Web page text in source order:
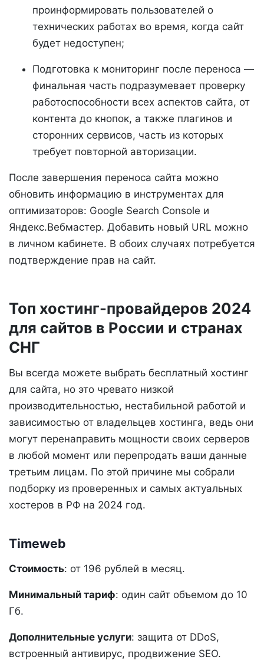
проинформировать пользователей о
технических работах во время, когда сайт
будет недоступен;
Подготовка к мониторинг после переноса —
финальная часть подразумевает проверку
работоспособности всех аспектов сайта, от
контента до кнопок, а также плагинов и
сторонних сервисов, часть из которых
требует повторной авторизации.
После завершения переноса сайта можно
обновить информацию в инструментах для
оптимизаторов: Google Search Console и
Яндекс.Вебмастер. Добавить новый URL можно
в личном кабинете. В обоих случаях потребуется
подтверждение прав на сайт.
Топ хостинг-провайдеров 2024
для сайтов в России и странах
СНГ
Вы всегда можете выбрать бесплатный хостинг
для сайта, но это чревато низкой
производительностью, нестабильной работой и
зависимостью от владельцев хостинга, ведь они
могут перенаправить мощности своих серверов
в любой момент или перепродать ваши данные
третьим лицам. По этой причине мы собрали
подборку из проверенных и самых актуальных
хостеров в РФ на 2024 год.
Timeweb
Стоимость: от 196 рублей в месяц.
Минимальный тариф: один сайт объемом до 10
Гб.
Дополнительные услуги: защита от DDoS,
встроенный антивирус, продвижение SEO.